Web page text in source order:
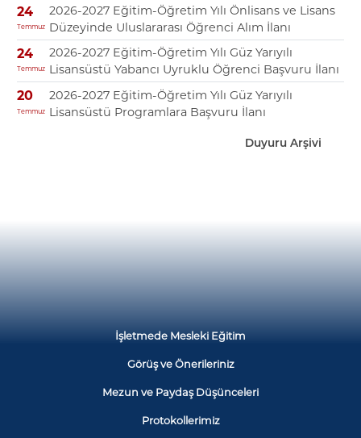
24
Temmuz
2026-2027 Eğitim-Öğretim Yılı Önlisans ve Lisans
Düzeyinde Uluslararası Öğrenci Alım İlanı
24
Temmuz
2026-2027 Eğitim-Öğretim Yılı Güz Yarıyılı
Lisansüstü Yabancı Uyruklu Öğrenci Başvuru İlanı
20
Temmuz
2026-2027 Eğitim-Öğretim Yılı Güz Yarıyılı
Lisansüstü Programlara Başvuru İlanı
Duyuru Arşivi
İşletmede Mesleki Eğitim
Görüş ve Önerileriniz
Mezun ve Paydaş Düşünceleri
Protokollerimiz